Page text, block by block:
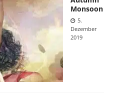
Monsoon
5.
Dezember
2019